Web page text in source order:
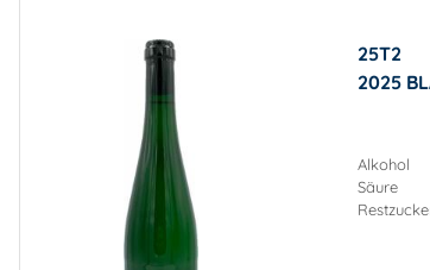
25T2
2025
Alkohol
Säure